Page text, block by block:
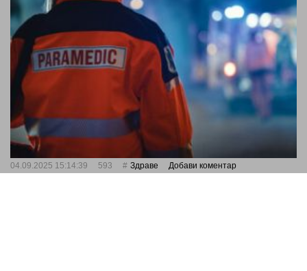
04.09.2025 15:14:39 593 Здраве Добави коментар